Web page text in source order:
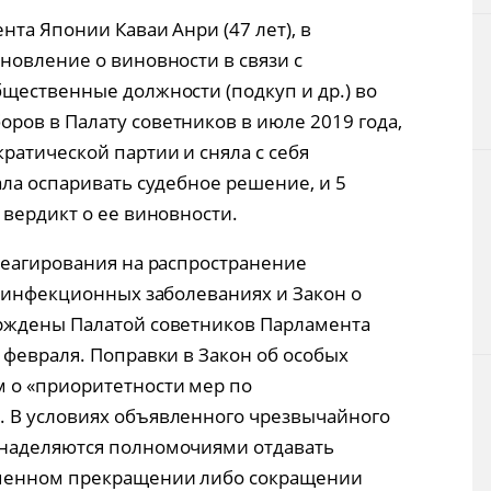
Японии Каваи Анри (47 лет), в
о виновности в связи с
должности (подкуп и др.) во
в Палату советников в июле 2019 года,
партии и сняла с себя
оспаривать судебное решение, и 5
о ее виновности.
на распространение
заболеваниях и Закон о
Палатой советников Парламента
Поправки в Закон об особых
«приоритетности мер по
условиях объявленного чрезвычайного
полномочиями отдавать
прекращении либо сокращении